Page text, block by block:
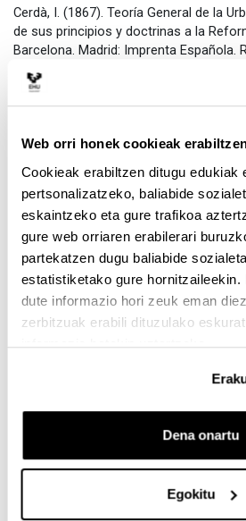
Web orri honek cookieak
Cookieak erabiltzen ditugu edukiak
pertsonalizatzeko, baliabide
eskaintzeko eta gure trafikoa
gure web orriaren erabilerari
partekatzen dugu baliabide
estatistiketako gure hornitzaileekin.
dute informazio hori zeuk eman
zerbitzuak erabili dituzulako
informazio batekin uztartzeko.
Dena onartu
Egokitu
Cerdà, I. (1867). Teoría General de la
de sus principios y doctrinas a la
Barcelona. Madrid: Imprenta Española.
de http://www.anycerda.org/web/es/
general-de-la-urbanizacion/115
que también es recomendable:
Museu d’Història de Barcelona (2010).
primera metrópoli, 1853-1897.
https://ajuntament.barcelona.cat/
En el caso del Ensanche de Madrid, el
publicó un documento divulgativo del
también es de utilidad para entender
construcción del ensanche:
Ayuntamiento de Madrid (2010). Plan
Área de Gobierno de Urbanismo y
https://www.madrid.es/UnidadWeb/
serían los siguientes, y por tanto, útil
general es:
Sambricio, C. (1982). Arturo Soria y la